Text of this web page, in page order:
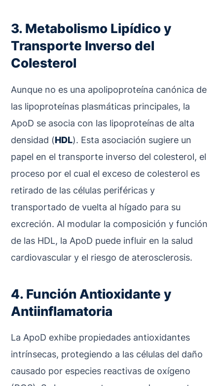
3. Metabolismo Lipídico y
Transporte Inverso del
Colesterol
Aunque no es una apolipoproteína canónica de
las lipoproteínas plasmáticas principales, la
ApoD se asocia con las lipoproteínas de alta
densidad (HDL). Esta asociación sugiere un
papel en el transporte inverso del colesterol, el
proceso por el cual el exceso de colesterol es
retirado de las células periféricas y
transportado de vuelta al hígado para su
excreción. Al modular la composición y función
de las HDL, la ApoD puede influir en la salud
cardiovascular y el riesgo de aterosclerosis.
4. Función Antioxidante y
Antiinflamatoria
La ApoD exhibe propiedades antioxidantes
intrínsecas, protegiendo a las células del daño
causado por especies reactivas de oxígeno